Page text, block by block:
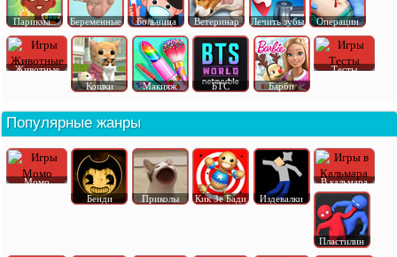
Парикма.. Беременные Больница Ветеринар Лечить зубы Операции
Животные
Кошки
Макияж БТС Барби
Тесты
Популярные жанры
Момо
Бенди
Приколы Кик Зе Бади Издевалки
В кальмара
Пластилин